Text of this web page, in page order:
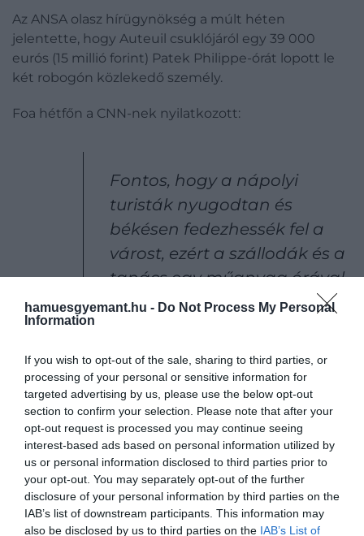
hamuesgyemant.hu - Do Not Process My Personal
Information
If you wish to opt-out of the sale, sharing to third parties, or
processing of your personal or sensitive information for
targeted advertising by us, please use the below opt-out
section to confirm your selection. Please note that after your
opt-out request is processed you may continue seeing
interest-based ads based on personal information utilized by
us or personal information disclosed to third parties prior to
your opt-out. You may separately opt-out of the further
disclosure of your personal information by third parties on the
IAB’s list of downstream participants. This information may
also be disclosed by us to third parties on the IAB’s List of
Az ANSA olasz hírügynökség a múlt héten
jelentette, hogy Auteuil csuklójáról egy 39 000
eurós (15 millió forint) Patek Philippe-órát lopott le
két robogón közlekedő személy.
Foa hétfőn a CNN-nek nyilatkozott:
Fontos, hogy a nápolyi
turisták nyugodtan és
békésen fedezhessék fel a
várost, ezért a szállodák és a
tanács egy műanyag órával
segíthetnének abban, hogy
biztonságban érezzék
magukat.
Foa azzal folytatta, hogy a javasolt órák nemcsak a
lopások megelőzésében lennének hatékonyak,
hanem egyedi szuvenírként is szolgálhatnának a
turisták számára.